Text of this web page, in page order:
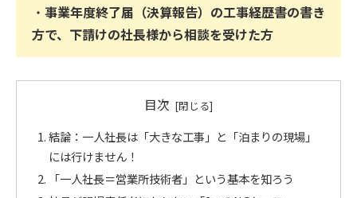
・ 事業年度終了届（決算報告）の工事経歴書の書き
方で、下請けの社長様から相談を受けた方
目次
結論：一人社長は「大きな工事」と「泊まりの現場」
には行けません！
「一人社長＝営業所技術者」という基本を知ろう